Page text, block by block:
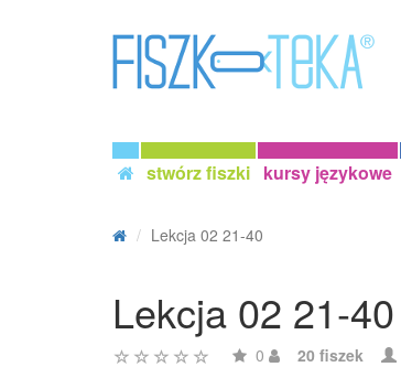
stwórz fiszki kursy językowe
Lekcja 02 21-40
Lekcja 02 21-40
0 20 fiszek